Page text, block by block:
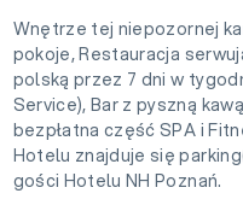
Wnętrze tej niepozornej
pokoje, Restauracja
polską przez 7 dni w
Service), Bar z pyszną
bezpłatna część SPA i
Hotelu znajduje się
gości Hotelu NH Poznań.